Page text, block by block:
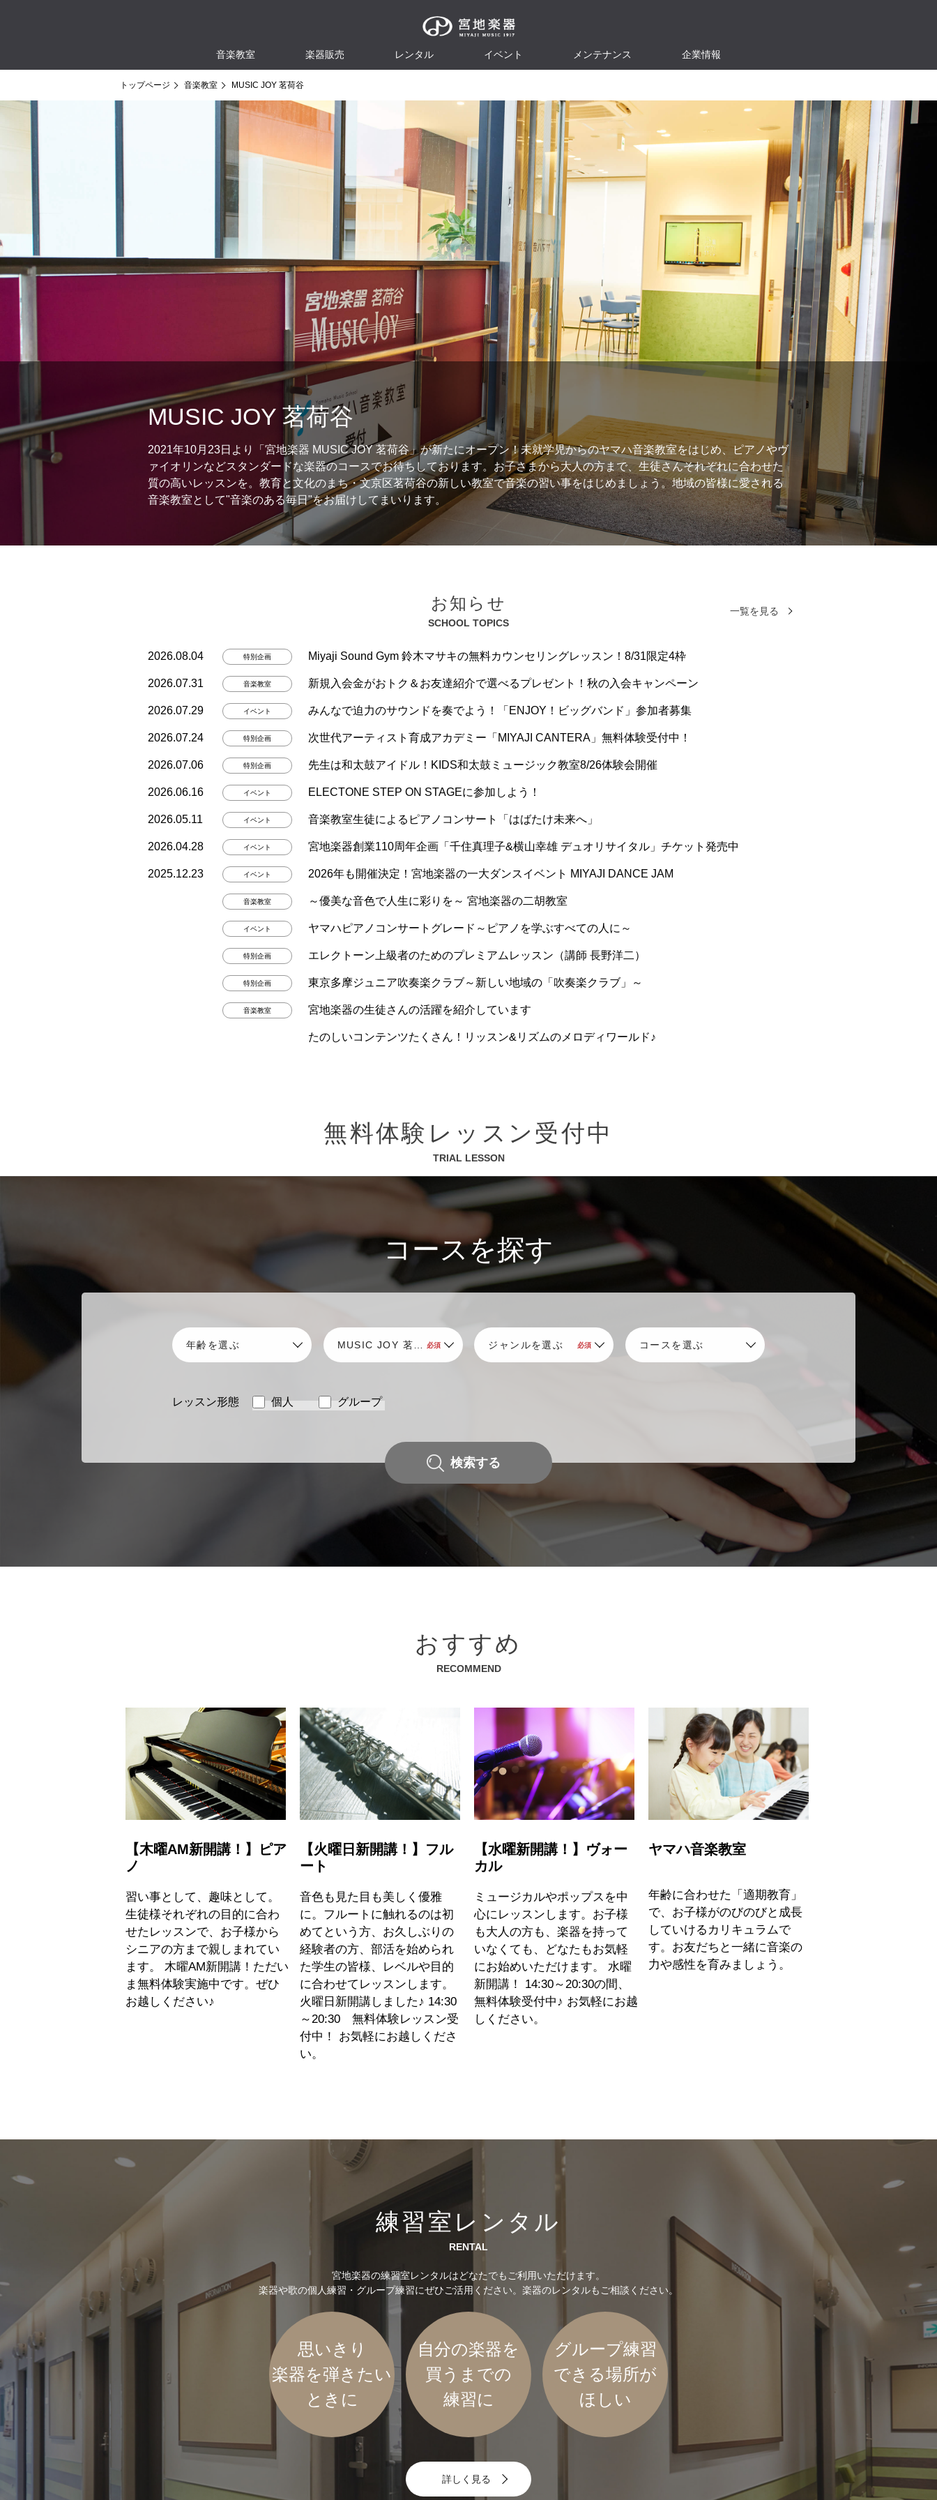
音楽教室 楽器販売 レンタル イベント メンテナンス 企業情報
トップページ 音楽教室 MUSIC JOY 茗荷谷
MUSIC JOY 茗荷谷
2021年10月23日より「宮地楽器 MUSIC JOY 茗荷谷」が新たにオープン！未就学児からのヤマハ音楽教室をはじめ、ピアノやヴ
ァイオリンなどスタンダードな楽器のコースでお待ちしております。お子さまから大人の方まで、生徒さんそれぞれに合わせた
質の高いレッスンを。教育と文化のまち・文京区茗荷谷の新しい教室で音楽の習い事をはじめましょう。地域の皆様に愛される
音楽教室として"音楽のある毎日"をお届けしてまいります。
お知らせ
SCHOOL TOPICS
一覧を見る
2026.08.04 特別企画 Miyaji Sound Gym 鈴木マサキの無料カウンセリングレッスン！8/31限定4枠
2026.07.31 音楽教室 新規入会金がおトク＆お友達紹介で選べるプレゼント！秋の入会キャンペーン
2026.07.29 イベント みんなで迫力のサウンドを奏でよう！「ENJOY！ビッグバンド」参加者募集
2026.07.24 特別企画 次世代アーティスト育成アカデミー「MIYAJI CANTERA」無料体験受付中！
2026.07.06 特別企画 先生は和太鼓アイドル！KIDS和太鼓ミュージック教室8/26体験会開催
2026.06.16 イベント ELECTONE STEP ON STAGEに参加しよう！
2026.05.11 イベント 音楽教室生徒によるピアノコンサート「はばたけ未来へ」
2026.04.28 イベント 宮地楽器創業110周年企画「千住真理子&横山幸雄 デュオリサイタル」チケット発売中
2025.12.23 イベント 2026年も開催決定！宮地楽器の一大ダンスイベント MIYAJI DANCE JAM
音楽教室 ～優美な音色で人生に彩りを～ 宮地楽器の二胡教室
イベント ヤマハピアノコンサートグレード～ピアノを学ぶすべての人に～
特別企画 エレクトーン上級者のためのプレミアムレッスン（講師 長野洋二）
特別企画 東京多摩ジュニア吹奏楽クラブ～新しい地域の「吹奏楽クラブ」～
音楽教室 宮地楽器の生徒さんの活躍を紹介しています
たのしいコンテンツたくさん！リッスン&リズムのメロディワールド♪
無料体験レッスン受付中
TRIAL LESSON
コースを探す
レッスン形態 個人 グループ
検索する
おすすめ
RECOMMEND
【木曜AM新開講！】ピア
ノ
習い事として、趣味として。
生徒様それぞれの目的に合わ
せたレッスンで、お子様から
シニアの方まで親しまれてい
ます。 木曜AM新開講！ただい
ま無料体験実施中です。ぜひ
お越しください♪
【火曜日新開講！】フル
ート
音色も見た目も美しく優雅
に。フルートに触れるのは初
めてという方、お久しぶりの
経験者の方、部活を始められ
た学生の皆様、レベルや目的
に合わせてレッスンします。
火曜日新開講しました♪ 14:30
～20:30 無料体験レッスン受
付中！ お気軽にお越しくださ
い。
【水曜新開講！】ヴォー
カル
ミュージカルやポップスを中
心にレッスンします。お子様
も大人の方も、楽器を持って
いなくても、どなたもお気軽
にお始めいただけます。 水曜
新開講！ 14:30～20:30の間、
無料体験受付中♪ お気軽にお越
しください。
ヤマハ音楽教室
年齢に合わせた「適期教育」
で、お子様がのびのびと成長
していけるカリキュラムで
す。お友だちと一緒に音楽の
力や感性を育みましょう。
練習室レンタル
RENTAL
宮地楽器の練習室レンタルはどなたでもご利用いただけます。
楽器や歌の個人練習・グループ練習にぜひご活用ください。楽器のレンタルもご相談ください。
思いきり
楽器を弾きたい
ときに
自分の楽器を
買うまでの
練習に
グループ練習
できる場所が
ほしい
詳しく見る